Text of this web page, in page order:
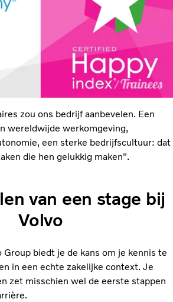
zou ons bedrijf aanbevelen. Een
wereldwijde werkomgeving,
een sterke bedrijfscultuur: dat
die hen gelukkig maken".
van een stage bij
Volvo
Group biedt je de kans om je kennis te
in een echte zakelijke context. Je
zet misschien wel de eerste stappen